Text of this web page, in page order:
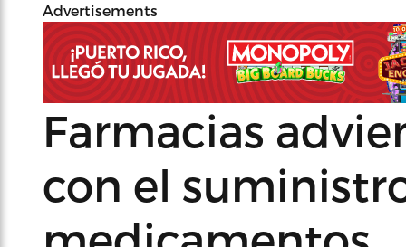
Advertisements
Farmacias
con el